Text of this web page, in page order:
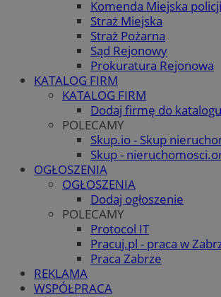
Komenda Miejska policji
Straż Miejska
Straż Pożarna
Sąd Rejonowy
Prokuratura Rejonowa
KATALOG FIRM
KATALOG FIRM
Dodaj firmę do katalogu
POLECAMY
Skup.io - Skup
Skup -
OGŁOSZENIA
OGŁOSZENIA
Dodaj ogłoszenie
POLECAMY
Protocol IT
Pracuj.pl - praca w
Praca Zabrze
REKLAMA
WSPÓŁPRACA